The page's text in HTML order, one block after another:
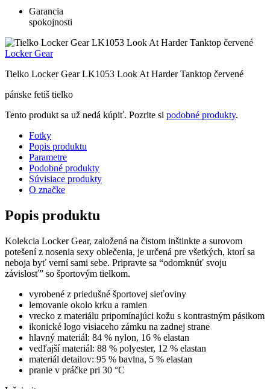
Garancia
spokojnosti
Locker Gear
Tielko Locker Gear LK1053 Look At Harder Tanktop červené
pánske fetiš tielko
Tento produkt sa už nedá kúpiť. Pozrite si podobné produkty.
Fotky
Popis produktu
Parametre
Podobné produkty
Súvisiace produkty
O značke
Popis produktu
Kolekcia Locker Gear, založená na čistom inštinkte a surovom
potešení z nosenia sexy oblečenia, je určená pre všetkých, ktorí sa
neboja byť verní sami sebe. Pripravte sa “odomknúť svoju
závislosť” so športovým tielkom.
vyrobené z priedušné športovej sieťoviny
lemovanie okolo krku a ramien
vrecko z materiálu pripomínajúci kožu s kontrastným pásikom
ikonické logo visiaceho zámku na zadnej strane
hlavný materiál: 84 % nylon, 16 % elastan
vedľajší materiál: 88 % polyester, 12 % elastan
materiál detailov: 95 % bavlna, 5 % elastan
pranie v práčke pri 30 °C